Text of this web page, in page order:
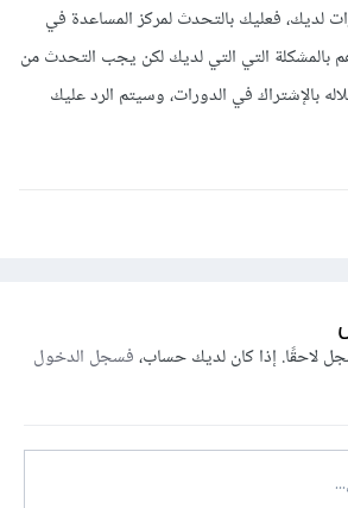
لديك، فعليك بالتحدث لمركز المساعدة في
بالمشكلة التي التي لديك لكن يجب التحدث من
بالإشتراك في الدورات، وسيتم الرد عليك
لاحقًا. إذا كان لديك حساب،فسجل الدخول